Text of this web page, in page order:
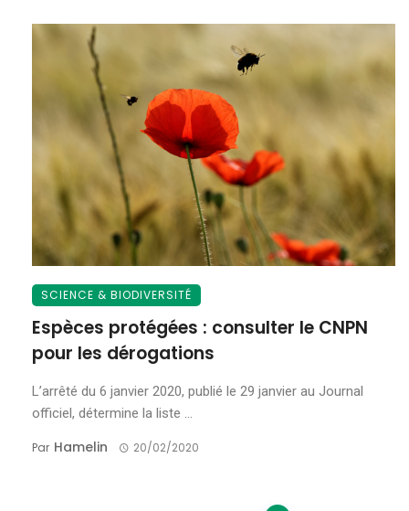
SCIENCE & BIODIVERSITÉ
Espèces protégées : consulter le CNPN
pour les dérogations
L’arrêté du 6 janvier 2020, publié le 29 janvier au Journal
officiel, détermine la liste ...
Par Hamelin 20/02/2020